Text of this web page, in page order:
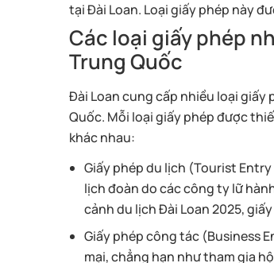
tại Đài Loan. Loại giấy phép này
Các loại giấy phép
Trung Quốc
Đài Loan cung cấp nhiều loại giấy
Quốc. Mỗi loại giấy phép được
khác nhau:
Giấy phép du lịch (Tourist
lịch đoàn do các công ty lữ
cảnh du lịch Đài Loan 2025,
Giấy phép công tác (Business
mại, chẳng hạn như tham gia